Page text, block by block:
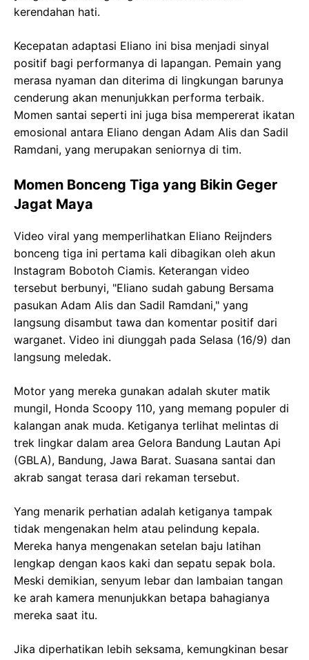
kerendahan hati.
Kecepatan adaptasi Eliano ini bisa menjadi sinyal
positif bagi performanya di lapangan. Pemain yang
merasa nyaman dan diterima di lingkungan barunya
cenderung akan menunjukkan performa terbaik.
Momen santai seperti ini juga bisa mempererat ikatan
emosional antara Eliano dengan Adam Alis dan Sadil
Ramdani, yang merupakan seniornya di tim.
Momen Bonceng Tiga yang Bikin Geger
Jagat Maya
Video viral yang memperlihatkan Eliano Reijnders
bonceng tiga ini pertama kali dibagikan oleh akun
Instagram Bobotoh Ciamis. Keterangan video
tersebut berbunyi, "Eliano sudah gabung Bersama
pasukan Adam Alis dan Sadil Ramdani," yang
langsung disambut tawa dan komentar positif dari
warganet. Video ini diunggah pada Selasa (16/9) dan
langsung meledak.
Motor yang mereka gunakan adalah skuter matik
mungil, Honda Scoopy 110, yang memang populer di
kalangan anak muda. Ketiganya terlihat melintas di
trek lingkar dalam area Gelora Bandung Lautan Api
(GBLA), Bandung, Jawa Barat. Suasana santai dan
akrab sangat terasa dari rekaman tersebut.
Yang menarik perhatian adalah ketiganya tampak
tidak mengenakan helm atau pelindung kepala.
Mereka hanya mengenakan setelan baju latihan
lengkap dengan kaos kaki dan sepatu sepak bola.
Meski demikian, senyum lebar dan lambaian tangan
ke arah kamera menunjukkan betapa bahagianya
mereka saat itu.
Jika diperhatikan lebih seksama, kemungkinan besar